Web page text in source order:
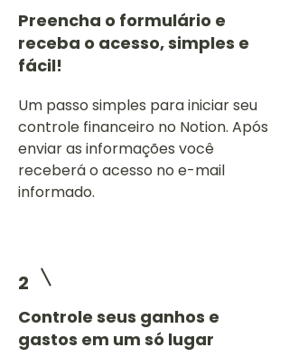
Preencha o formulário e
receba o acesso, simples e
fácil!
Um passo simples para iniciar seu
controle financeiro no Notion. Após
enviar as informações você
receberá o acesso no e-mail
informado.
2
Controle seus ganhos e
gastos em um só lugar